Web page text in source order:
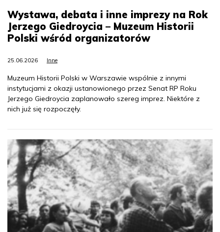
Wystawa, debata i inne imprezy na Rok
Jerzego Giedroycia – Muzeum Historii
Polski wśród organizatorów
25.06.2026 Inne
Muzeum Historii Polski w Warszawie wspólnie z innymi
instytucjami z okazji ustanowionego przez Senat RP Roku
Jerzego Giedroycia zaplanowało szereg imprez. Niektóre z
nich już się rozpoczęły.